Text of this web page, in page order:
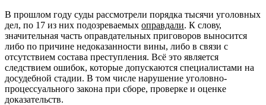
В прошлом году суды рассмотрели порядка тысячи уголовных
дел, по 17 из них подозреваемых оправдали. К слову,
значительная часть оправдательных приговоров выносится
либо по причине недоказанности вины, либо в связи с
отсутствием состава преступления. Всё это является
следствием ошибок, которые допускаются специалистами на
досудебной стадии. В том числе нарушение уголовно-
процессуального закона при сборе, проверке и оценке
доказательств.